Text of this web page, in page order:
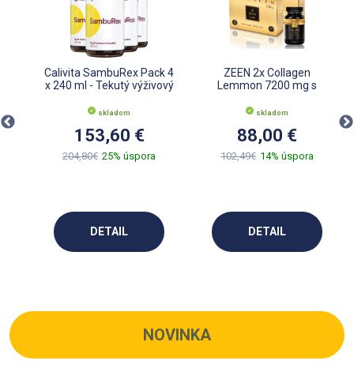
Calivita SambuRex Pack 4
x 240 ml - Tekutý výživový
skladom
153,60 €
204,80€ 25% úspora
DETAIL
ZEEN 2x Collagen
Lemmon 7200 mg s
skladom
88,00 €
102,49€ 14% úspora
DETAIL
NOVINKA